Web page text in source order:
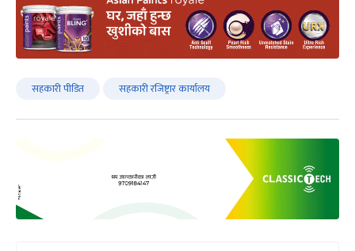
सहकारी पीडित सहकारी रजिष्ट्रार कार्यालय